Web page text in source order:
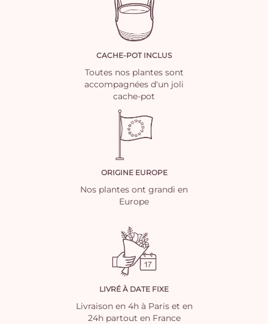
CACHE-POT INCLUS
Toutes nos plantes sont
accompagnées d'un joli
cache-pot
ORIGINE EUROPE
Nos plantes ont grandi en
Europe
LIVRÉ À DATE FIXE
Livraison en 4h à Paris et en
24h partout en France